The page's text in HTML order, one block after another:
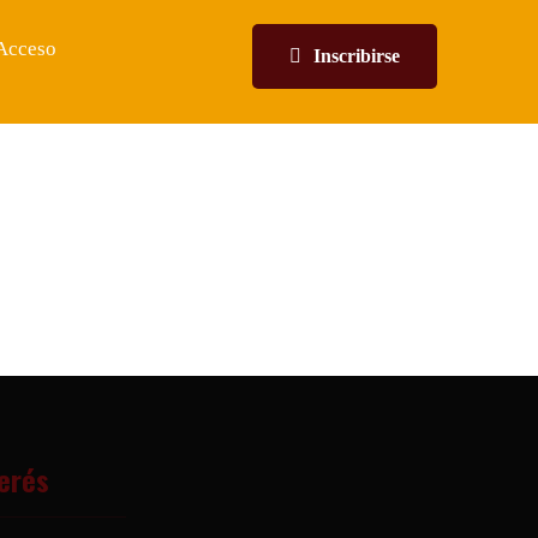
Inscribirse